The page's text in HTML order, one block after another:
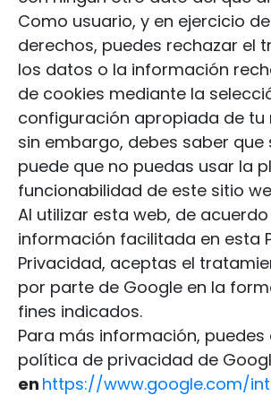
Como usuario, y en ejercicio
derechos, puedes rechazar el
los datos o la información
de cookies mediante la
configuración apropiada de tu
sin embargo, debes saber que
puede que no puedas usar la
funcionabilidad de este sitio
Al utilizar esta web, de
información facilitada en esta
Privacidad, aceptas el
por parte de Google en la
fines indicados.
Para más información,
política de privacidad de
en https://www.google.com/